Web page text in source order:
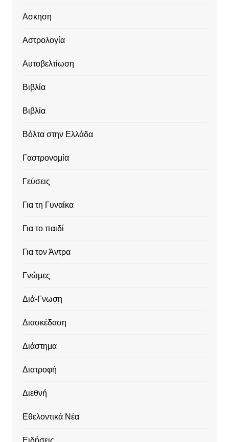
Ασκηση
Αστρολογία
Αυτοβελτίωση
Βιβλία
Βιβλία
Βόλτα στην Ελλάδα
Γαστρονομία
Γεύσεις
Για τη Γυναίκα
Για το παιδί
Για τον Άντρα
Γνώμες
Διά-Γνωση
Διασκέδαση
Διάστημα
Διατροφή
Διεθνή
Εθελοντικά Νέα